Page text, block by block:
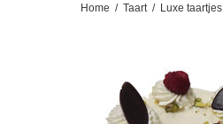
Home / Taart / Luxe taartjes